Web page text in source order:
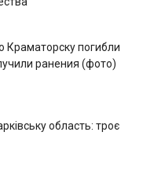
Краматорску погибли
ранения (фото)
область: троє